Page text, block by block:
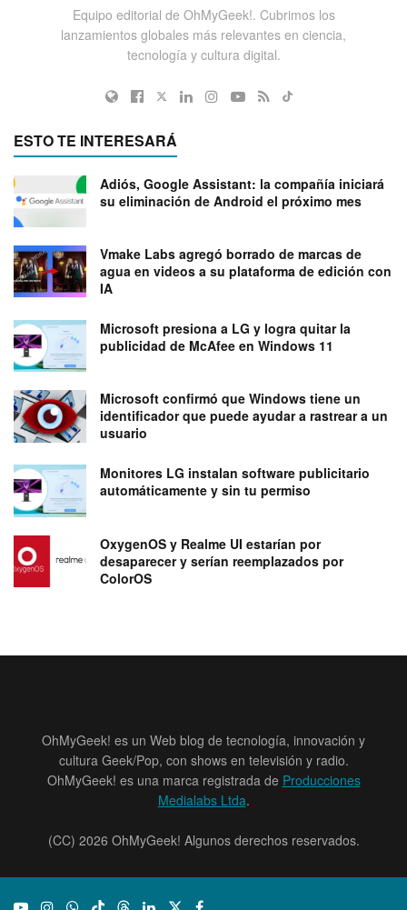
Equipo editorial de OhMyGeek!. Cubrimos los
lanzamientos globales más relevantes en ciencia,
tecnología y cultura digital.
ESTO TE INTERESARÁ
Adiós, Google Assistant: la compañía iniciará
su eliminación de Android el próximo mes
Vmake Labs agregó borrado de marcas de
agua en videos a su plataforma de edición con
IA
Microsoft presiona a LG y logra quitar la
publicidad de McAfee en Windows 11
Microsoft confirmó que Windows tiene un
identificador que puede ayudar a rastrear a un
usuario
Monitores LG instalan software publicitario
automáticamente y sin tu permiso
OxygenOS y Realme UI estarían por
desaparecer y serían reemplazados por
ColorOS
OhMyGeek! es un Web blog de tecnología, innovación y
cultura Geek/Pop, con shows en televisión y radio.
OhMyGeek! es una marca registrada de Producciones
Medialabs Ltda.
(CC) 2026 OhMyGeek! Algunos derechos reservados.